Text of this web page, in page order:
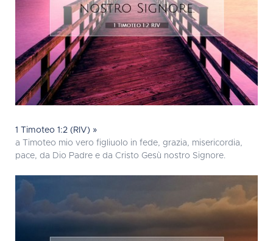
1 Timoteo 1:2 (RIV) »
a Timoteo mio vero figliuolo in fede, grazia, misericordia,
pace, da Dio Padre e da Cristo Gesù nostro Signore.